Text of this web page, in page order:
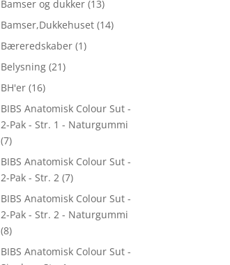
Bamser og dukker (13)
Bamser,Dukkehuset (14)
Bæreredskaber (1)
Belysning (21)
BH'er (16)
BIBS Anatomisk Colour Sut -
2-Pak - Str. 1 - Naturgummi
(7)
BIBS Anatomisk Colour Sut -
2-Pak - Str. 2 (7)
BIBS Anatomisk Colour Sut -
2-Pak - Str. 2 - Naturgummi
(8)
BIBS Anatomisk Colour Sut -